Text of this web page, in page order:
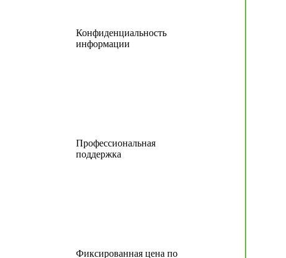
Конфиденциальность
информации
Профессиональная
поддержка
Фиксированная цена по